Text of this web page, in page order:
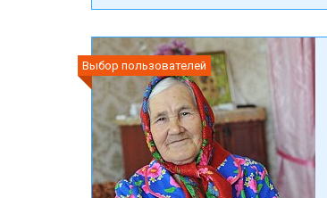
Выбор пользователей